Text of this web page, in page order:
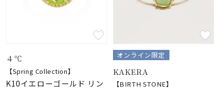
ファッションテイス
コレクション
４℃
【Spring Collection】
K10イエローゴールド リン
オンライン限定
KAKERA
【BIRTH STONE】